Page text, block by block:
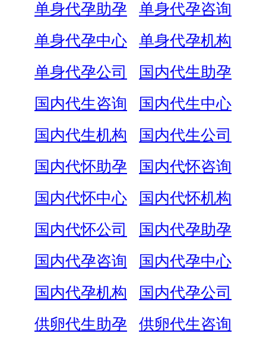
单身代孕助孕
单身代孕咨询
单身代孕中心
单身代孕机构
单身代孕公司
国内代生助孕
国内代生咨询
国内代生中心
国内代生机构
国内代生公司
国内代怀助孕
国内代怀咨询
国内代怀中心
国内代怀机构
国内代怀公司
国内代孕助孕
国内代孕咨询
国内代孕中心
国内代孕机构
国内代孕公司
供卵代生助孕
供卵代生咨询